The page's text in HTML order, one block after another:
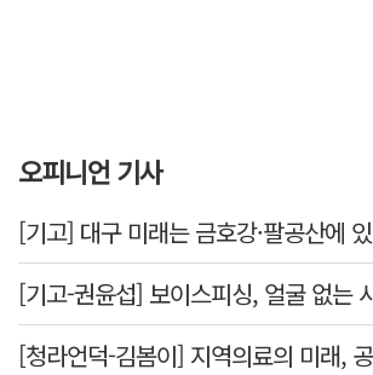
오피니언 기사
[기고] 대구 미래는 금호강·팔공산에
[청라언덕-김봄이] 지역의료의 미래,